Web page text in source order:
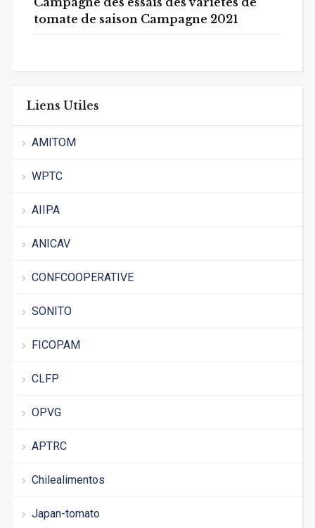
Liens Utiles
AMITOM
WPTC
AIIPA
ANICAV
CONFCOOPERATIVE
SONITO
FICOPAM
CLFP
OPVG
APTRC
Chilealimentos
Japan-tomato
tomate de saison Campagne 2021